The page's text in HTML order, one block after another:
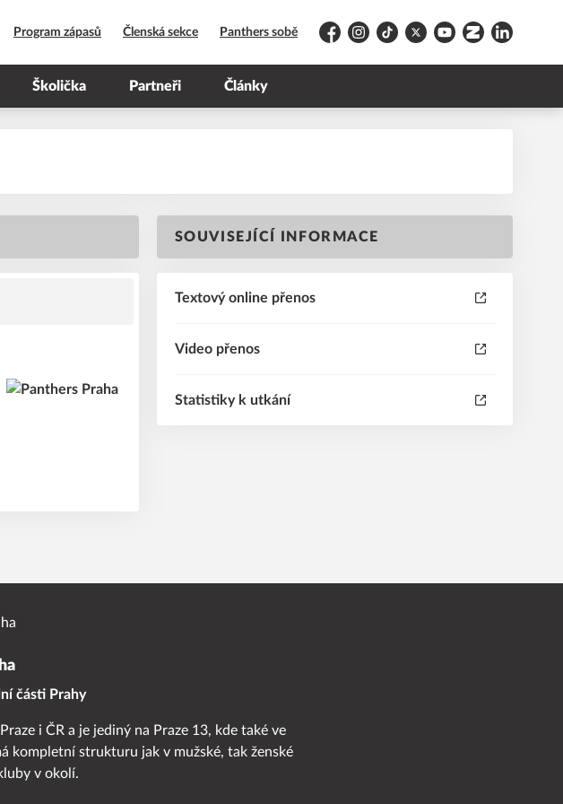
Program zápasů Členská sekce Panthers sobě
FacebookInstagram
TikTokPlatform X
YouTubeZoneramaLinkedIn
Školička Partneři Články
SOUVISEJÍCÍ INFORMACE
Textový online přenos
Video přenos
Statistiky k utkání
části Prahy
i ČR a je jediný na Praze 13, kde také ve
kompletní strukturu jak v mužské, tak ženské
v okolí.